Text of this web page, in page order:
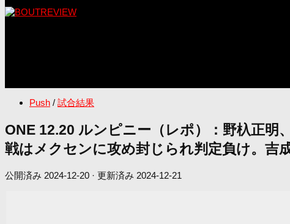
Push / 試合結果
ONE 12.20 ルンピニー（レポ）：野杁正
戦はメクセンに攻め封じられ判定負け。吉
公開済み 2024-12-20 · 更新済み 2024-12-21